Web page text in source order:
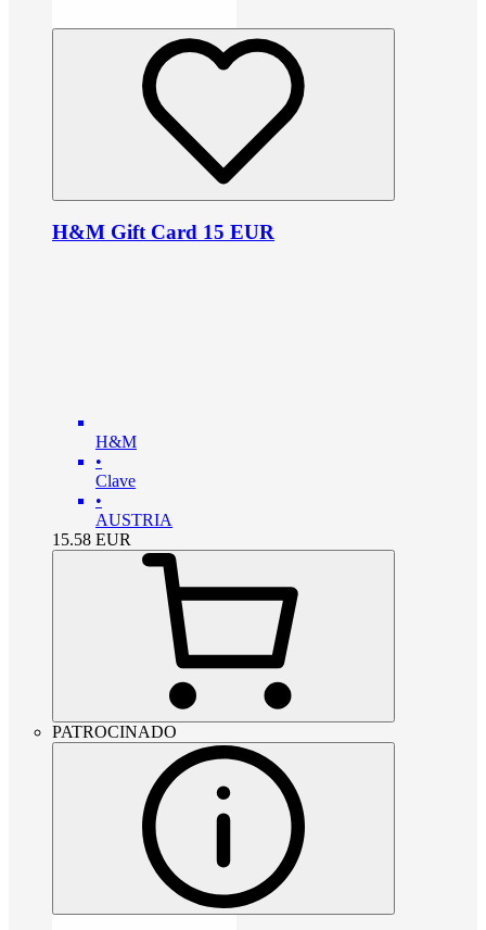
H&M Gift Card 15 EUR
H&M
•
Clave
•
AUSTRIA
15.58 EUR
PATROCINADO